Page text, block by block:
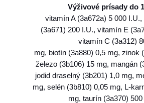
e
s
i
n
a
l
Výživové prísady do
vitamín A (3a672a) 5 000
(3a671) 200 I.U., vitamín E
vitamín C (3a312)
mg, biotín (3a880) 0,5 mg, zinok
železo (3b106) 15 mg, mangán
jodid draselný (3b201) 1,0 mg,
mg, selén (3b810) 0,05 mg, L-
mg, taurín (3a370) 500